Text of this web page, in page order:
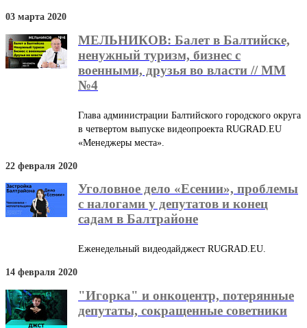
03 марта 2020
МЕЛЬНИКОВ: Балет в Балтийске,
ненужный туризм, бизнес с
военными, друзья во власти // ММ
№4
Глава администрации Балтийского городского округа
в четвертом выпуске видеопроекта RUGRAD.EU
«Менеджеры места».
22 февраля 2020
Уголовное дело «Есении», проблемы
с налогами у депутатов и конец
садам в Балтрайоне
Еженедельный видеодайджест RUGRAD.EU.
14 февраля 2020
"Игорка" и онкоцентр, потерянные
депутаты, сокращенные советники